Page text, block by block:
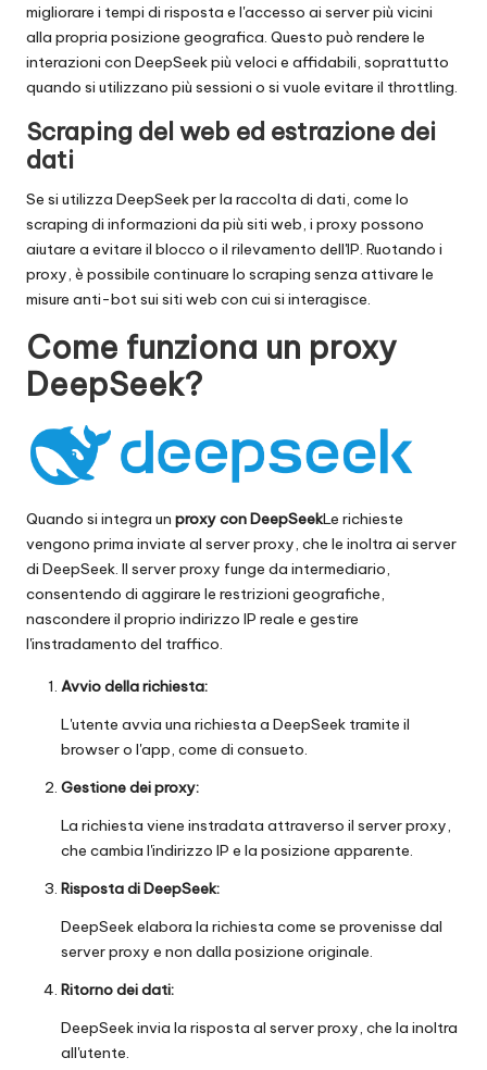
migliorare i tempi di risposta e l'accesso ai server più vicini
alla propria posizione geografica. Questo può rendere le
interazioni con DeepSeek più veloci e affidabili, soprattutto
quando si utilizzano più sessioni o si vuole evitare il throttling.
Scraping del web ed estrazione dei
dati
Se si utilizza DeepSeek per la raccolta di dati, come lo
scraping di informazioni da più siti web, i proxy possono
aiutare a evitare il blocco o il rilevamento dell'IP. Ruotando i
proxy, è possibile continuare lo scraping senza attivare le
misure anti-bot sui siti web con cui si interagisce.
Come funziona un proxy
DeepSeek?
Quando si integra un proxy conDeepSeekLe richieste
vengono prima inviate al server proxy, che le inoltra ai server
di DeepSeek. Il server proxy funge da intermediario,
consentendo di aggirare le restrizioni geografiche,
nascondere il proprio indirizzo IP reale e gestire
l'instradamento del traffico.
Avvio della richiesta:
L'utente avvia una richiesta a DeepSeek tramite il
browser o l'app, come di consueto.
Gestione dei proxy:
La richiesta viene instradata attraverso il server proxy,
che cambia l'indirizzo IP e la posizione apparente.
Risposta di DeepSeek:
DeepSeek elabora la richiesta come se provenisse dal
server proxy e non dalla posizione originale.
Ritorno dei dati:
DeepSeek invia la risposta al server proxy, che la inoltra
all'utente.